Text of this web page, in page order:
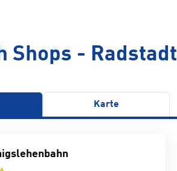
Shops - Radstadt
Karte